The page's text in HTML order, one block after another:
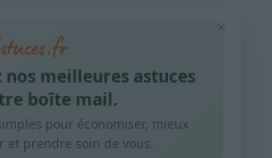
Temps passé devant
moderne, les écrans font partie
quotidien. Que ce soit pour le
ou le divertissement, nous
partie de notre journée devant
×
nos meilleures astuces
boîte mail.
pour économiser, mieux
et prendre soin de vous.